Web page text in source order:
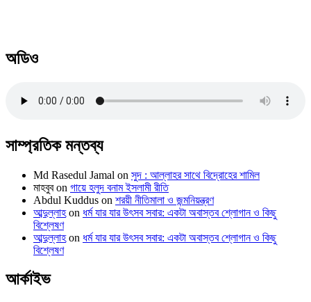
অডিও
সাম্প্রতিক মন্তব্য
Md Rasedul Jamal on সুদ : আল্লাহর সাথে বিদ্রোহের শামিল
মাহবুবon গায়ে হলুদ বনাম ইসলামী রীতি
Abdul Kuddus on শরয়ী নীতিমালা ও জন্মনিয়ন্ত্রণ
আব্দুল্লাহon ধর্ম যার যার উৎসব সবার: একটা অবাস্তব শ্লোগান ও কিছু
বিশ্লেষণ
আব্দুল্লাহon ধর্ম যার যার উৎসব সবার: একটা অবাস্তব শ্লোগান ও কিছু
বিশ্লেষণ
আর্কাইভ